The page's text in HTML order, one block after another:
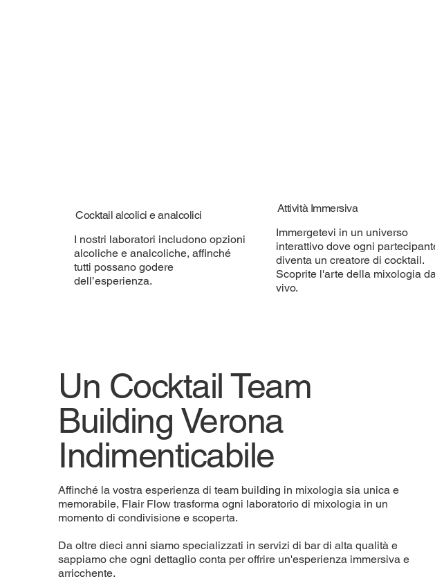
Cocktail alcolici e analcolici
I nostri laboratori includono opzioni
alcoliche e analcoliche, affinché
tutti possano godere
dell’esperienza.
Attività Immersiva
Immergetevi in un universo
interattivo dove ogni
diventa un creatore di cocktail.
Scoprite l'arte della mixologia
vivo.
Un Cocktail Team
Building Verona
Indimenticabile
Affinché la vostra esperienza di team building in mixologia sia unica e
memorabile, Flair Flow trasforma ogni laboratorio di mixologia in un
momento di condivisione e scoperta.
Da oltre dieci anni siamo specializzati in servizi di bar di alta qualità e
sappiamo che ogni dettaglio conta per offrire un'esperienza immersiva e
arricchente.